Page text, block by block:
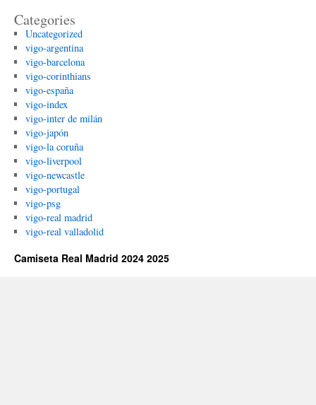
Categories
Uncategorized
vigo-argentina
vigo-barcelona
vigo-corinthians
vigo-españa
vigo-index
vigo-inter de milán
vigo-japón
vigo-la coruña
vigo-liverpool
vigo-newcastle
vigo-portugal
vigo-psg
vigo-real madrid
vigo-real valladolid
Camiseta Real Madrid 2024 2025